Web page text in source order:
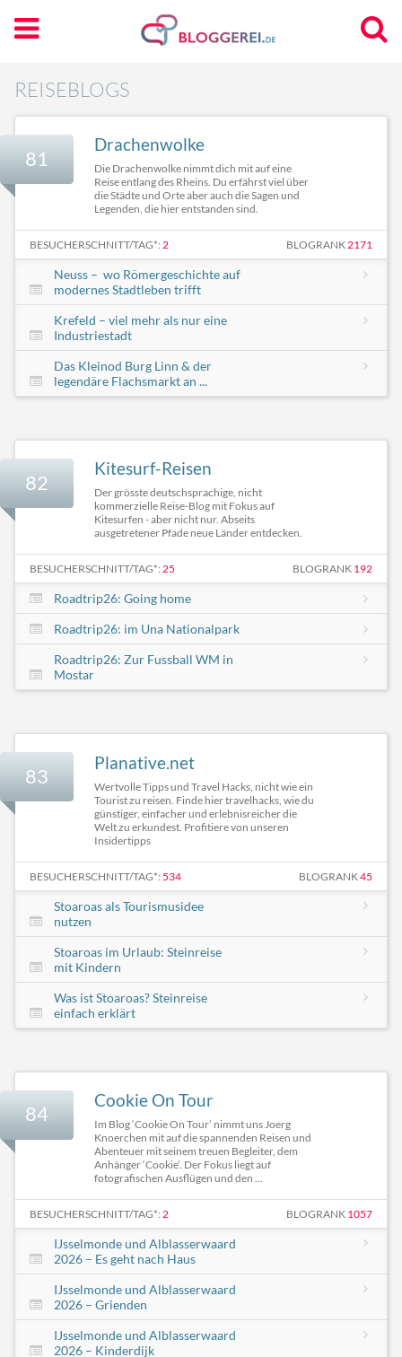
REISEBLOGS
81
Drachenwolke
Die Drachenwolke nimmt dich mit auf eine
Reise entlang des Rheins. Du erfährst viel über
die Städte und Orte aber auch die Sagen und
Legenden, die hier entstanden sind.
BESUCHERSCHNITT/TAG*: 2 BLOGRANK2171
Neuss – wo Römergeschichte auf
modernes Stadtleben trifft
Krefeld – viel mehr als nur eine
Industriestadt
Das Kleinod Burg Linn & der
legendäre Flachsmarkt an ...
82
Kitesurf-Reisen
Der grösste deutschsprachige, nicht
kommerzielle Reise-Blog mit Fokus auf
Kitesurfen - aber nicht nur. Abseits
ausgetretener Pfade neue Länder entdecken.
BESUCHERSCHNITT/TAG*: 25 BLOGRANK 192
Roadtrip26: Going home
Roadtrip26: im Una Nationalpark
Roadtrip26: Zur Fussball WM in
Mostar
83
Planative.net
Wertvolle Tipps und Travel Hacks, nicht wie ein
Tourist zu reisen. Finde hier travelhacks, wie du
günstiger, einfacher und erlebnisreicher die
Welt zu erkundest. Profitiere von unseren
Insidertipps
BESUCHERSCHNITT/TAG*: 534 BLOGRANK45
Stoaroas als Tourismusidee
nutzen
Stoaroas im Urlaub: Steinreise
mit Kindern
Was ist Stoaroas? Steinreise
einfach erklärt
84
Cookie On Tour
Im Blog ‘Cookie On Tour’ nimmt uns Joerg
Knoerchen mit auf die spannenden Reisen und
Abenteuer mit seinem treuen Begleiter, dem
Anhänger ‘Cookie’. Der Fokus liegt auf
fotografischen Ausflügen und den ...
BESUCHERSCHNITT/TAG*: 2 BLOGRANK 1057
IJsselmonde und Alblasserwaard
2026 – Es geht nach Haus
IJsselmonde und Alblasserwaard
2026 – Grienden
IJsselmonde und Alblasserwaard
2026 – Kinderdijk